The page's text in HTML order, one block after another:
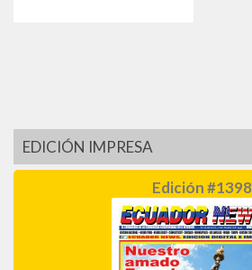
EDICIÓN IMPRESA
Edición #1398